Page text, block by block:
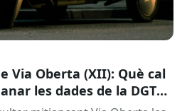
Via Oberta (XII): Què cal
les dades de la DGT